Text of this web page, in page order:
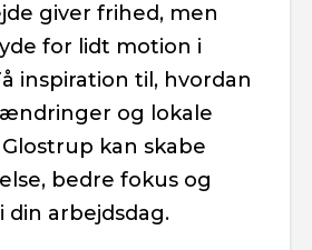
giver frihed, men
for lidt motion i
inspiration til, hvordan
og lokale
kan skabe
bedre fokus og
din arbejdsdag.